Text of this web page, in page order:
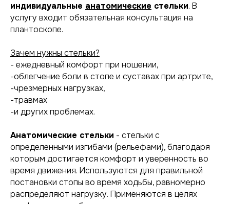
индивидуальные анатомические стельки. В
услугу входит обязательная консультация на
плантоскопе.
Зачем нужны стельки?
- ежедневный комфорт при ношении,
-облегчение боли в стопе и суставах при артрите,
-чрезмерных нагрузках,
-травмах
-и других проблемах.
Анатомические стельки - стельки с
определенными изгибами (рельефами), благодаря
которым достигается комфорт и уверенность во
время движения. Используются для правильной
постановки стопы во время ходьбы, равномерно
распределяют нагрузку. Применяются в целях